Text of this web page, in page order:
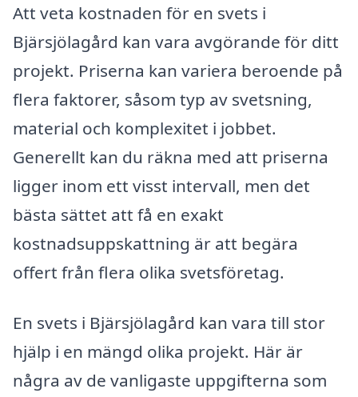
Att veta kostnaden för en svets i
Bjärsjölagård kan vara avgörande för ditt
projekt. Priserna kan variera beroende på
flera faktorer, såsom typ av svetsning,
material och komplexitet i jobbet.
Generellt kan du räkna med att priserna
ligger inom ett visst intervall, men det
bästa sättet att få en exakt
kostnadsuppskattning är att begära
offert från flera olika svetsföretag.
En svets i Bjärsjölagård kan vara till stor
hjälp i en mängd olika projekt. Här är
några av de vanligaste uppgifterna som